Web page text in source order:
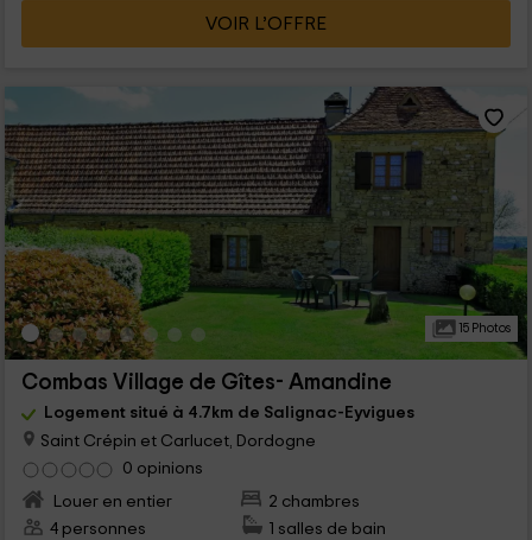
VOIR L’OFFRE
15 Photos
Combas Village de Gîtes- Amandine
Logement situé à 4.7km de Salignac-Eyvigues
Saint Crépin et Carlucet, Dordogne
0 opinions
Louer en entier
2 chambres
4 personnes
1 salles de bain